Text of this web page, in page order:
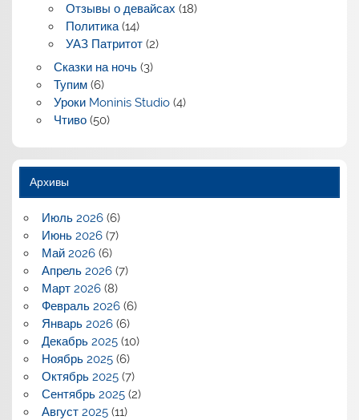
Отзывы о девайсах (18)
Политика(14)
УАЗ Патритот(2)
Сказки на ночь(3)
Тупим(6)
Уроки Moninis Studio(4)
Чтиво(50)
Архивы
Июль 2026(6)
Июнь 2026(7)
Май 2026(6)
Апрель 2026(7)
Март 2026(8)
Февраль 2026(6)
Январь 2026(6)
Декабрь 2025(10)
Ноябрь 2025(6)
Октябрь 2025(7)
Сентябрь 2025(2)
Август 2025(11)